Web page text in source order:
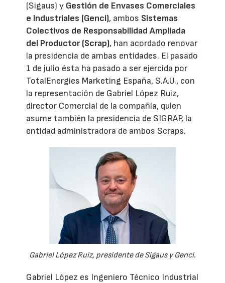
(Sigaus) y Gestión de Envases Comerciales
e Industriales (Genci), ambos Sistemas
Colectivos de Responsabilidad Ampliada
del Productor (Scrap), han acordado renovar
la presidencia de ambas entidades. El pasado
1 de julio ésta ha pasado a ser ejercida por
TotalEnergies Marketing España, S.A.U., con
la representación de Gabriel López Ruiz,
director Comercial de la compañía, quien
asume también la presidencia de SIGRAP, la
entidad administradora de ambos Scraps.
Gabriel López Ruiz, presidente de Sigaus y Genci.
Gabriel López es Ingeniero Técnico Industrial